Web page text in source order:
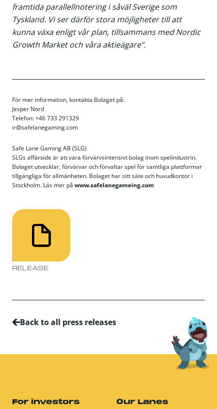
framtida parallellnotering i såväl Sverige som
Tyskland. Vi ser därför stora möjligheter till att
kunna växa enligt vår plan, tillsammans med Nordic
Growth Market och våra aktieägare”.
För mer information, kontakta Bolaget på:
Jesper Nord
Telefon: +46 733 291329
ir@safelanegaming.com
Safe Lane Gaming AB (SLG)
SLGs affärside är att vara förvärvsintensivt bolag inom spelindustrin.
Bolaget utvecklar, förvärvar och förvaltar spel för samtliga plattformar
tillgängliga för allmänheten. Bolaget har sitt säte och huvudkontor i
Stockholm. Läs mer på www.safelanegameing.com
RELEASE
Back to all press releases
For investors Our Lanes